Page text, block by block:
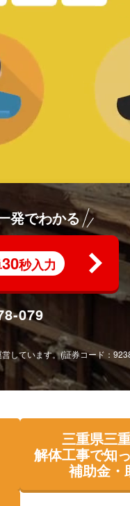
発でわかる
30秒入力
079
しています。(証券コード：
三重県三
解体工事で知
補助金・